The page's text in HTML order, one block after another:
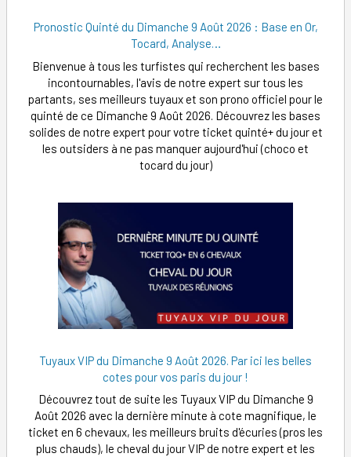
Pronostic Quinté du Dimanche 9 Août 2026 : Base en Or,
Tocard, Analyse…
Bienvenue à tous les turfistes qui recherchent les bases
incontournables, l'avis de notre expert sur tous les
partants, ses meilleurs tuyaux et son prono officiel pour le
quinté de ce Dimanche 9 Août 2026. Découvrez les bases
solides de notre expert pour votre ticket quinté+ du jour et
les outsiders à ne pas manquer aujourd'hui (choco et
tocard du jour)
Tuyaux VIP du Dimanche 9 Août 2026. Par ici les belles
cotes pour vos paris du jour !
Découvrez tout de suite les Tuyaux VIP du Dimanche 9
Août 2026 avec la dernière minute à cote magnifique, le
ticket en 6 chevaux, les meilleurs bruits d'écuries (pros les
plus chauds), le cheval du jour VIP de notre expert et les